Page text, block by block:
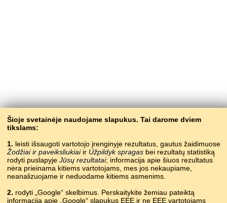
Šioje svetainėje naudojame slapukus. Tai darome dviem
tikslams:
1. leisti išsaugoti vartotojo įrenginyje rezultatus, gautus žaidimuose
Žodžiai ir paveiksliukiaiir Užpildyk spragas bei rezultatų statistiką
rodyti puslapyje Jūsų rezultatai; informacija apie šiuos rezultatus
nėra prieinama kitiems vartotojams, mes jos nekaupiame,
neanalizuojame ir neduodame kitiems asmenims.
2. rodyti „Google“ skelbimus. Perskaitykite žemiau pateiktą
informaciją apie „Google“ slapukus EEE ir ne EEE vartotojams